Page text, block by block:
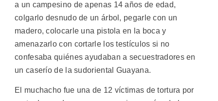
a un campesino de apenas 14 años de edad,
colgarlo desnudo de un árbol, pegarle con un
madero, colocarle una pistola en la boca y
amenazarlo con cortarle los testículos si no
confesaba quiénes ayudaban a secuestradores en
un caserío de la sudoriental Guayana.
El muchacho fue una de 12 víctimas de tortura por